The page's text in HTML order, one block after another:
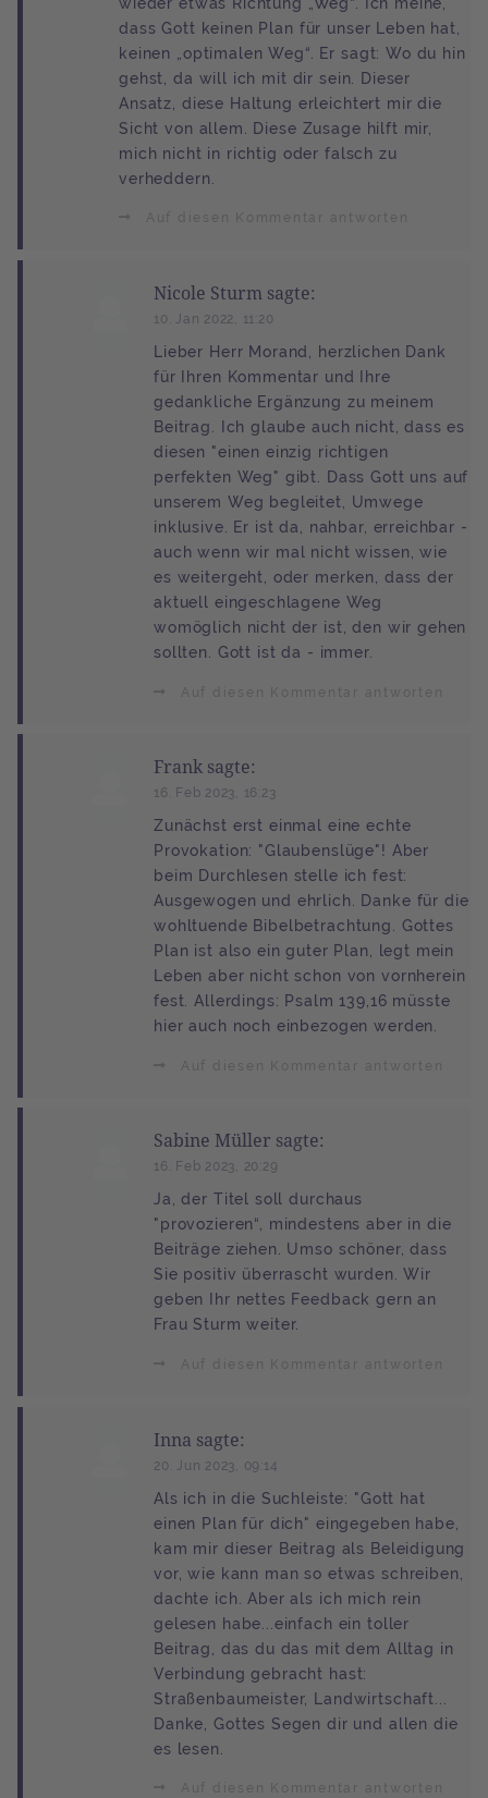
dass Gott keinen Plan für unser Leben hat,
keinen „optimalen Weg“. Er sagt: Wo du hin
gehst, da will ich mit dir sein. Dieser
Ansatz, diese Haltung erleichtert mir die
Sicht von allem. Diese Zusage hilft mir,
mich nicht in richtig oder falsch zu
verheddern.
Auf diesen Kommentar antworten
Nicole Sturm sagte:
10. Jan 2022, 11:20
Lieber Herr Morand, herzlichen Dank
für Ihren Kommentar und Ihre
gedankliche Ergänzung zu meinem
Beitrag. Ich glaube auch nicht, dass es
diesen "einen einzig richtigen
perfekten Weg" gibt. Dass Gott uns auf
unserem Weg begleitet, Umwege
inklusive. Er ist da, nahbar, erreichbar -
auch wenn wir mal nicht wissen, wie
es weitergeht, oder merken, dass der
aktuell eingeschlagene Weg
womöglich nicht der ist, den wir gehen
sollten. Gott ist da - immer.
Auf diesen Kommentar antworten
Frank sagte:
16. Feb 2023, 16:23
Zunächst erst einmal eine echte
Provokation: "Glaubenslüge"! Aber
beim Durchlesen stelle ich fest:
Ausgewogen und ehrlich. Danke für die
wohltuende Bibelbetrachtung. Gottes
Plan ist also ein guter Plan, legt mein
Leben aber nicht schon von vornherein
fest. Allerdings: Psalm 139,16 müsste
hier auch noch einbezogen werden.
Auf diesen Kommentar antworten
Sabine Müller sagte:
16. Feb 2023, 20:29
Ja, der Titel soll durchaus
"provozieren“, mindestens aber in die
Beiträge ziehen. Umso schöner, dass
Sie positiv überrascht wurden. Wir
geben Ihr nettes Feedback gern an
Frau Sturm weiter.
Auf diesen Kommentar antworten
Inna sagte:
20. Jun 2023, 09:14
Als ich in die Suchleiste: "Gott hat
einen Plan für dich" eingegeben habe,
kam mir dieser Beitrag als Beleidigung
vor, wie kann man so etwas schreiben,
dachte ich. Aber als ich mich rein
gelesen habe...einfach ein toller
Beitrag, das du das mit dem Alltag in
Verbindung gebracht hast:
Straßenbaumeister, Landwirtschaft...
Danke, Gottes Segen dir und allen die
es lesen.
Auf diesen Kommentar antworten